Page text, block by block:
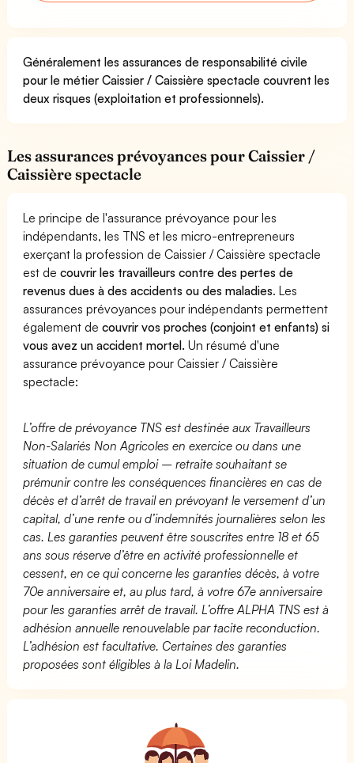
Généralement les assurances de responsabilité civile
pour le métier Caissier / Caissière spectacle couvrent les
deux risques (exploitation et professionnels).
Les assurances prévoyances pour Caissier /
Caissière spectacle
Le principe de l'assurance prévoyance pour les
indépendants, les TNS et les micro-entrepreneurs
exerçant la profession de Caissier / Caissière spectacle
est decouvrir les travailleurs contre des pertes de
revenus dues à des accidents ou des maladies. Les
assurances prévoyances pour indépendants permettent
également decouvrir vos proches (conjoint et enfants) si
vous avez un accident mortel. Un résumé d'une
assurance prévoyance pour Caissier / Caissière
spectacle:
L’offre de prévoyance TNS est destinée aux Travailleurs
Non-Salariés Non Agricoles en exercice ou dans une
situation de cumul emploi – retraite souhaitant se
prémunir contre les conséquences financières en cas de
décès et d’arrêt de travail en prévoyant le versement d’un
capital, d’une rente ou d’indemnités journalières selon les
cas. Les garanties peuvent être souscrites entre 18 et 65
ans sous réserve d’être en activité professionnelle et
cessent, en ce qui concerne les garanties décès, à votre
70e anniversaire et, au plus tard, à votre 67e anniversaire
pour les garanties arrêt de travail. L’offre ALPHA TNS est à
adhésion annuelle renouvelable par tacite reconduction.
L’adhésion est facultative. Certaines des garanties
proposées sont éligibles à la Loi Madelin.